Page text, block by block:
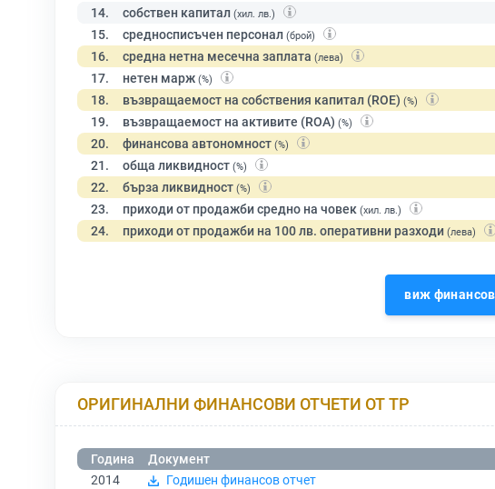
14. собствен капитал (хил. лв.)
15. средносписъчен персонал (брой)
16. средна нетна месечна заплата (лева)
17. нетен марж (%)
18. възвращаемост на собствения капитал (ROE) (%)
19. възвращаемост на активите (ROA) (%)
20. финансова автономност (%)
21. обща ликвидност (%)
22. бърза ликвидност (%)
23. приходи от продажби средно на човек (хил. лв.)
24. приходи от продажби на 100 лв. оперативни разходи (лева)
виж
ОРИГИНАЛНИ ФИНАНСОВИ ОТЧЕТИ ОТ ТР
Година
Документ
2014
Годишен финансов отчет